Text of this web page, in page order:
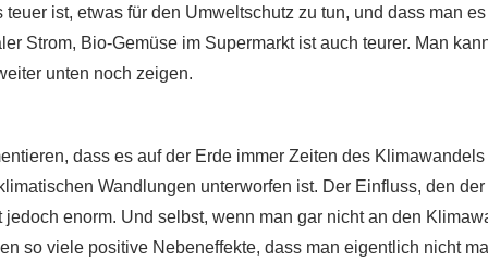
ist, etwas für den Umweltschutz zu tun, und dass man
Strom, Bio-Gemüse im Supermarkt ist auch teurer. Man
unten noch zeigen.
dass es auf der Erde immer Zeiten des
Wandlungen unterworfen ist. Der Einfluss, den
enorm. Und selbst, wenn man gar nicht an den
so viele positive Nebeneffekte, dass man eigentlich nicht